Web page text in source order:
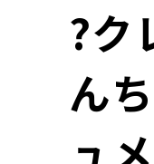
?ク
ん
ュ